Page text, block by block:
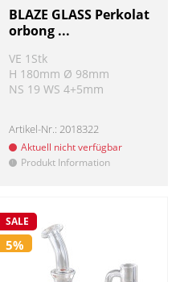
BLAZE GLASS Perkolat
orbong ...
VE 1Stk
H 180mm Ø 98mm
NS 19 WS 4+5mm
Artikel-Nr.:2018322
Aktuell nicht verfügbar
! Produkt Information
SALE
5%